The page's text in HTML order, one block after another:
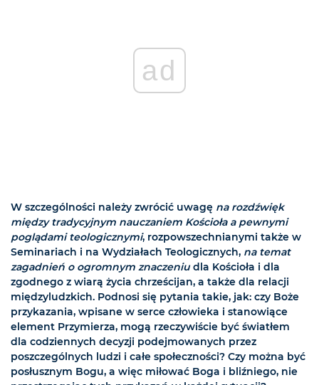
ad
W szczególności należy zwrócić uwagę na rozdźwięk
między tradycyjnym nauczaniem Kościoła a pewnymi
poglądami teologicznymi, rozpowszechnianymi także w
Seminariach i na Wydziałach Teologicznych, na temat
zagadnień o ogromnym znaczeniudla Kościoła i dla
zgodnego z wiarą życia chrześcijan, a także dla relacji
międzyludzkich. Podnosi się pytania takie, jak: czy Boże
przykazania, wpisane w serce człowieka i stanowiące
element Przymierza, mogą rzeczywiście być światłem
dla codziennych decyzji podejmowanych przez
poszczególnych ludzi i całe społeczności? Czy można być
posłusznym Bogu, a więc miłować Boga i bliźniego, nie